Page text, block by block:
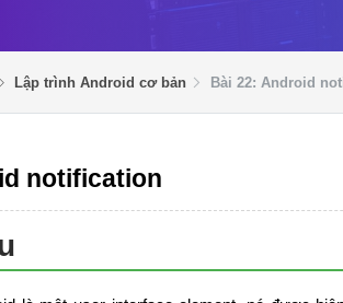
Lập trình Android cơ bản Bài 22: Android
notification